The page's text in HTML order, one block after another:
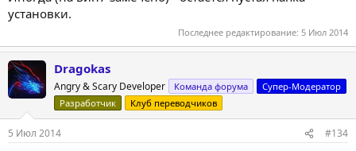
установки.
Последнее редактирование: 5 Июл 2014
Dragokas
Angry & Scary Developer Команда форума
Супер-Модератор
Разработчик
Клуб переводчиков
5 Июл 2014 #134